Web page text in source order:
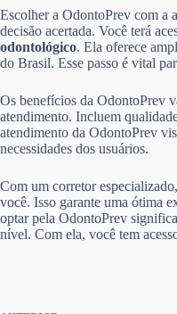
Escolher a OdontoPrev com a
decisão acertada. Você terá
odontológico. Ela oferece
do Brasil. Esse passo é vital
Os benefícios da OdontoPrev
atendimento. Incluem
atendimento da OdontoPrev
necessidades dos usuários.
Com um corretor
você. Isso garante uma ótima
optar pela OdontoPrev
nível. Com ela, você tem